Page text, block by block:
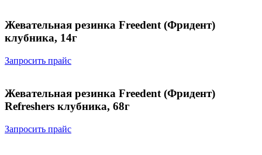
Жевательная резинка Freedent (Фридент)
клубника, 14г
Запросить прайс
Жевательная резинка Freedent (Фридент)
Refreshers клубника, 68г
Запросить прайс